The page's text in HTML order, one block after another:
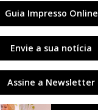
Guia Impresso Online
Envie a sua notícia
Assine a Newsletter